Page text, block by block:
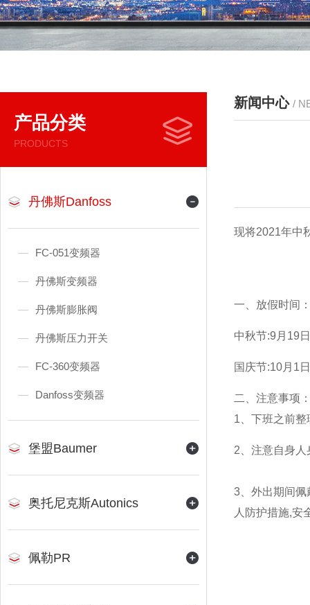
产品分类
PRODUCTS
丹佛斯Danfoss
FC-051变频器
丹佛斯变频器
丹佛斯膨胀阀
丹佛斯压力开关
FC-360变频器
Danfoss变频器
堡盟Baumer
奥托尼克斯Autonics
佩勒PR
新闻中心 /
现将2021年中
一、放假时间
中秋节:9月19
国庆节:10月1
二、注意事项
1、下班之前
2、注意自身
3、外出期间佩
人防护措施,安